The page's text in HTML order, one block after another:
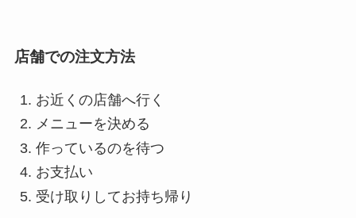
店舗での注文方法
お近くの店舗へ行く
メニューを決める
作っているのを待つ
お支払い
受け取りしてお持ち帰り